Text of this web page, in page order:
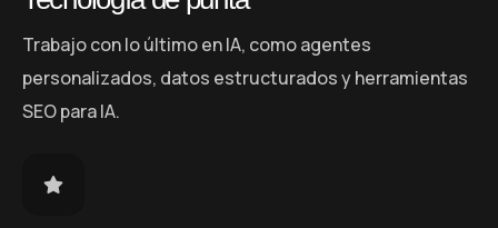
Trabajo con lo último en IA, como agentes
personalizados, datos estructurados y herramientas
SEO para IA.